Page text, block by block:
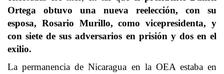
Ortega obtuvo una nueva reelección, con su
esposa, Rosario Murillo, como vicepresidenta, y
con siete de sus adversarios en prisión y dos en el
exilio.
La permanencia de Nicaragua en la OEA estaba en